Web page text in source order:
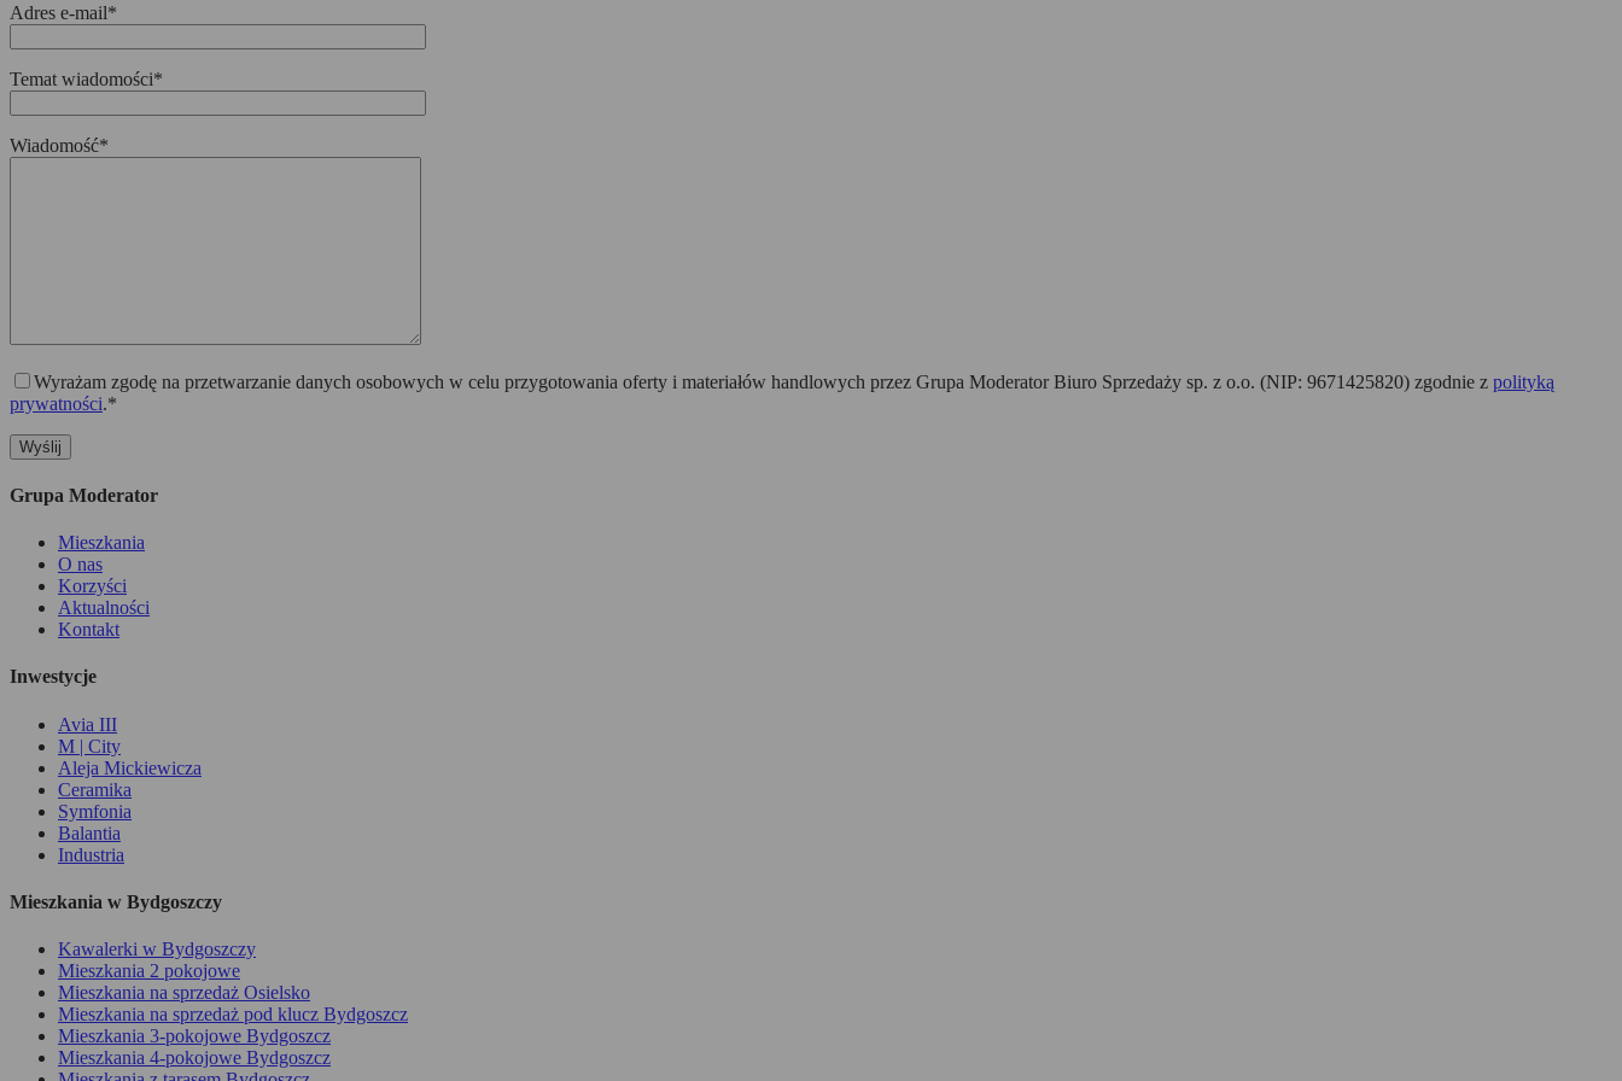
Adres e-mail*
Temat wiadomości*
Wiadomość*
Wyrażam zgodę na przetwarzanie danych osobowych w celu przygotowania oferty i materiałów handlowych przez Grupa Moderator Biuro Sprzedaży sp. z o.o. (NIP: 9671425820) zgodnie z polityką
prywatności.*
Grupa Moderator
Mieszkania
O nas
Korzyści
Aktualności
Kontakt
Inwestycje
Avia III
M | City
Aleja Mickiewicza
Ceramika
Symfonia
Balantia
Industria
Mieszkania w Bydgoszczy
Kawalerki w Bydgoszczy
Mieszkania 2 pokojowe
Mieszkania na sprzedaż Osielsko
Mieszkania na sprzedaż pod klucz Bydgoszcz
Mieszkania 3-pokojowe Bydgoszcz
Mieszkania 4-pokojowe Bydgoszcz